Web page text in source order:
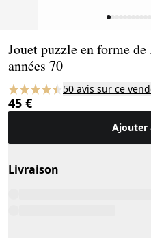
Jouet puzzle en forme
années 70
50 avis sur ce
45 €
Ajouter
Livraison